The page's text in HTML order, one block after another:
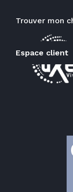
Trouver mon
Espace client